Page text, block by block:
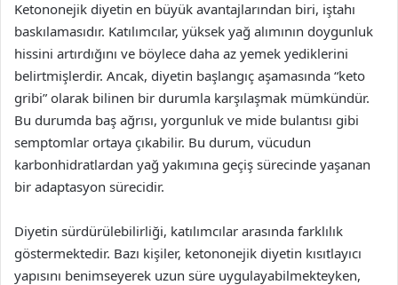
Ketononejik diyetin en büyük avantajlarından biri, iştahı
baskılamasıdır. Katılımcılar, yüksek yağ alımının doygunluk
hissini artırdığını ve böylece daha az yemek yediklerini
belirtmişlerdir. Ancak, diyetin başlangıç aşamasında “keto
gribi” olarak bilinen bir durumla karşılaşmak mümkündür.
Bu durumda baş ağrısı, yorgunluk ve mide bulantısı gibi
semptomlar ortaya çıkabilir. Bu durum, vücudun
karbonhidratlardan yağ yakımına geçiş sürecinde yaşanan
bir adaptasyon sürecidir.
Diyetin sürdürülebilirliği, katılımcılar arasında farklılık
göstermektedir. Bazı kişiler, ketononejik diyetin kısıtlayıcı
yapısını benimseyerek uzun süre uygulayabilmekteyken,